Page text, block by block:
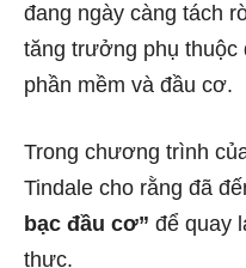
đang ngày càng tách
tăng trưởng phụ thuộc
phần mềm và đầu cơ.
Trong chương trình
Tindale cho rằng đã
bạc đầu cơ” để quay
thực.